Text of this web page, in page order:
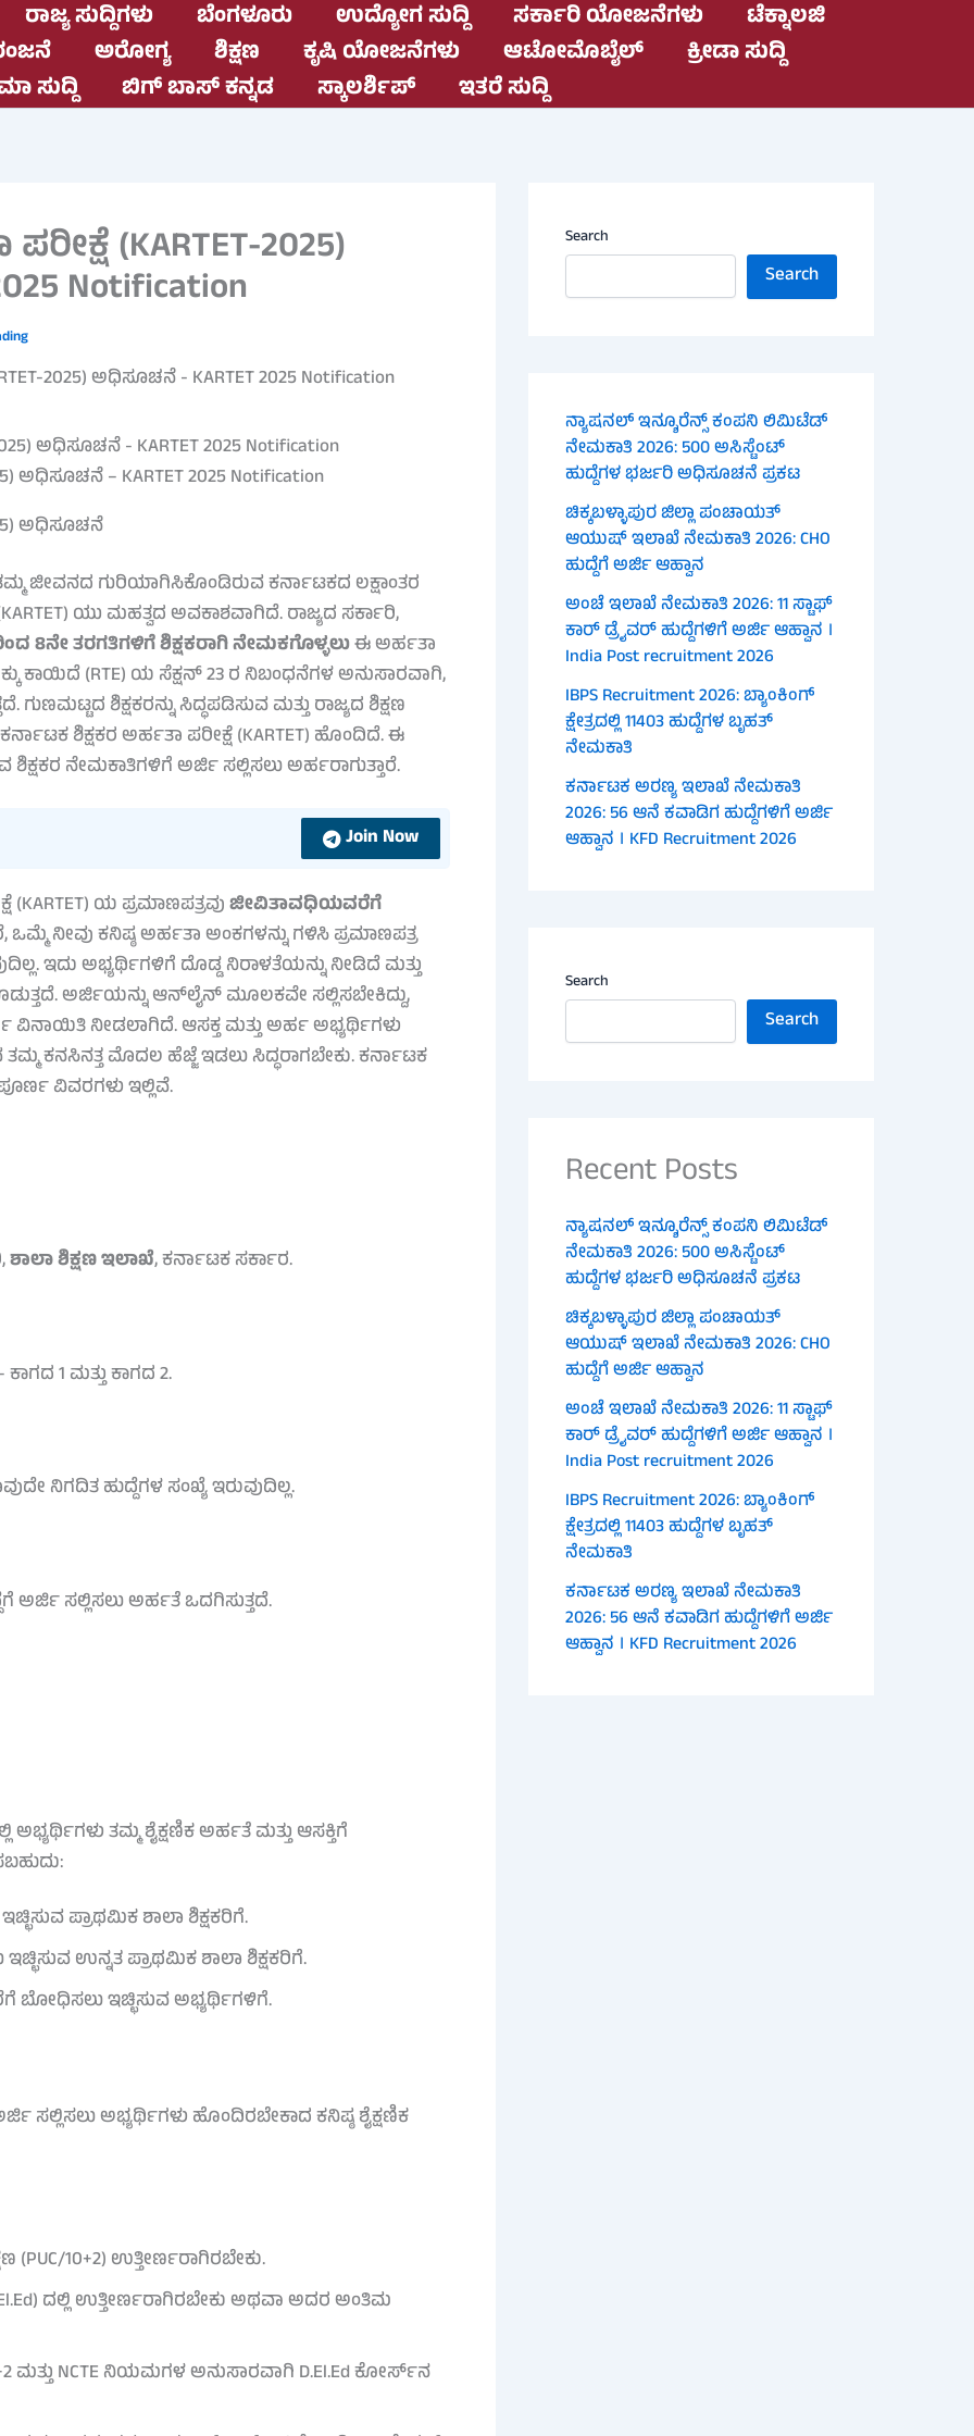
ರಾಜ್ಯ ಸುದ್ದಿಗಳು ಬೆಂಗಳೂರು ಉದ್ಯೋಗ ಸುದ್ದಿ ಸರ್ಕಾರಿ ಯೋಜನೆಗಳು
ಟೆಕ್ನಾಲಜಿ
ಅರೋಗ್ಯ ಶಿಕ್ಷಣ ಕೃಷಿ ಯೋಜನೆಗಳು ಆಟೋಮೊಬೈಲ್
ಕ್ರೀಡಾ ಸುದ್ದಿ
ಸುದ್ದಿ
ಬಿಗ್ ಬಾಸ್ ಕನ್ನಡ ಸ್ಕಾಲರ್ಶಿಪ್ ಇತರೆ ಸುದ್ದಿ
(KARTET-2025)
Notification
ಅಧಿಸೂಚನೆ – KARTET 2025 Notification
ಅಧಿಸೂಚನೆ
ತಮ್ಮ ಜೀವನದ ಗುರಿಯಾಗಿಸಿಕೊಂಡಿರುವ ಕರ್ನಾಟಕದ ಲಕ್ಷಾಂತರ
ಯು ಮಹತ್ವದ ಅವಕಾಶವಾಗಿದೆ. ರಾಜ್ಯದ ಸರ್ಕಾರಿ,
8ನೇ ತರಗತಿಗಳಿಗೆ ಶಿಕ್ಷಕರಾಗಿ ನೇಮಕಗೊಳ್ಳಲುಈ ಅರ್ಹತಾ
ಕಾಯಿದೆ (RTE) ಯ ಸೆಕ್ಷನ್ 23 ರ ನಿಬಂಧನೆಗಳ ಅನುಸಾರವಾಗಿ,
ಶಿಕ್ಷಕರನ್ನು ಸಿದ್ಧಪಡಿಸುವ ಮತ್ತು ರಾಜ್ಯದ ಶಿಕ್ಷಣ
ಶಿಕ್ಷಕರ ಅರ್ಹತಾ ಪರೀಕ್ಷೆ (KARTET) ಹೊಂದಿದೆ. ಈ
ನೇಮಕಾತಿಗಳಿಗೆ ಅರ್ಜಿ ಸಲ್ಲಿಸಲು ಅರ್ಹರಾಗುತ್ತಾರೆ.
Join Now
(KARTET) ಯ ಪ್ರಮಾಣಪತ್ರವುಜೀವಿತಾವಧಿಯವರೆಗೆ
ನೀವು ಕನಿಷ್ಠ ಅರ್ಹತಾ ಅಂಕಗಳನ್ನು ಗಳಿಸಿ ಪ್ರಮಾಣಪತ್ರ
ಇದು ಅಭ್ಯರ್ಥಿಗಳಿಗೆ ದೊಡ್ಡ ನಿರಾಳತೆಯನ್ನು ನೀಡಿದೆ ಮತ್ತು
ಅರ್ಜಿಯನ್ನು ಆನ್‌ಲೈನ್ ಮೂಲಕವೇ ಸಲ್ಲಿಸಬೇಕಿದ್ದು,
ವಿನಾಯಿತಿ ನೀಡಲಾಗಿದೆ. ಆಸಕ್ತ ಮತ್ತು ಅರ್ಹ ಅಭ್ಯರ್ಥಿಗಳು
ಕನಸಿನತ್ತ ಮೊದಲ ಹೆಜ್ಜೆ ಇಡಲು ಸಿದ್ಧರಾಗಬೇಕು. ಕರ್ನಾಟಕ
ವಿವರಗಳು ಇಲ್ಲಿವೆ.
ಶಾಲಾ ಶಿಕ್ಷಣ ಇಲಾಖೆ, ಕರ್ನಾಟಕ ಸರ್ಕಾರ.
1 ಮತ್ತು ಕಾಗದ 2.
ನಿಗದಿತ ಹುದ್ದೆಗಳ ಸಂಖ್ಯೆ ಇರುವುದಿಲ್ಲ.
ಅರ್ಜಿ ಸಲ್ಲಿಸಲು ಅರ್ಹತೆ ಒದಗಿಸುತ್ತದೆ.
ಅಭ್ಯರ್ಥಿಗಳು ತಮ್ಮ ಶೈಕ್ಷಣಿಕ ಅರ್ಹತೆ ಮತ್ತು ಆಸಕ್ತಿಗೆ
ಪ್ರಾಥಮಿಕ ಶಾಲಾ ಶಿಕ್ಷಕರಿಗೆ.
ಉನ್ನತ ಪ್ರಾಥಮಿಕ ಶಾಲಾ ಶಿಕ್ಷಕರಿಗೆ.
ಬೋಧಿಸಲು ಇಚ್ಛಿಸುವ ಅಭ್ಯರ್ಥಿಗಳಿಗೆ.
ಸಲ್ಲಿಸಲು ಅಭ್ಯರ್ಥಿಗಳು ಹೊಂದಿರಬೇಕಾದ ಕನಿಷ್ಠ ಶೈಕ್ಷಣಿಕ
10+2) ಉತ್ತೀರ್ಣರಾಗಿರಬೇಕು.
ದಲ್ಲಿ ಉತ್ತೀರ್ಣರಾಗಿರಬೇಕು ಅಥವಾ ಅದರ ಅಂತಿಮ
ಮತ್ತು NCTE ನಿಯಮಗಳ ಅನುಸಾರವಾಗಿ D.El.Ed ಕೋರ್ಸ್‌ನ
Search
Search
ನ್ಯಾಷನಲ್ ಇನ್ಶೂರೆನ್ಸ್ ಕಂಪನಿ ಲಿಮಿಟೆಡ್
ನೇಮಕಾತಿ 2026: 500 ಅಸಿಸ್ಟೆಂಟ್
ಹುದ್ದೆಗಳ ಭರ್ಜರಿ ಅಧಿಸೂಚನೆ ಪ್ರಕಟ
ಚಿಕ್ಕಬಳ್ಳಾಪುರ ಜಿಲ್ಲಾ ಪಂಚಾಯತ್
ಆಯುಷ್ ಇಲಾಖೆ ನೇಮಕಾತಿ 2026: CHO
ಹುದ್ದೆಗೆ ಅರ್ಜಿ ಆಹ್ವಾನ
ಅಂಚೆ ಇಲಾಖೆ ನೇಮಕಾತಿ 2026: 11 ಸ್ಟಾಫ್
ಕಾರ್ ಡ್ರೈವರ್ ಹುದ್ದೆಗಳಿಗೆ ಅರ್ಜಿ ಆಹ್ವಾನ ।
India Post recruitment 2026
IBPS Recruitment 2026: ಬ್ಯಾಂಕಿಂಗ್
ಕ್ಷೇತ್ರದಲ್ಲಿ 11403 ಹುದ್ದೆಗಳ ಬೃಹತ್
ನೇಮಕಾತಿ
ಕರ್ನಾಟಕ ಅರಣ್ಯ ಇಲಾಖೆ ನೇಮಕಾತಿ
2026: 56 ಆನೆ ಕವಾಡಿಗ ಹುದ್ದೆಗಳಿಗೆ ಅರ್ಜಿ
ಆಹ್ವಾನ । KFD Recruitment 2026
Search
Search
Recent Posts
ನ್ಯಾಷನಲ್ ಇನ್ಶೂರೆನ್ಸ್ ಕಂಪನಿ ಲಿಮಿಟೆಡ್
ನೇಮಕಾತಿ 2026: 500 ಅಸಿಸ್ಟೆಂಟ್
ಹುದ್ದೆಗಳ ಭರ್ಜರಿ ಅಧಿಸೂಚನೆ ಪ್ರಕಟ
ಚಿಕ್ಕಬಳ್ಳಾಪುರ ಜಿಲ್ಲಾ ಪಂಚಾಯತ್
ಆಯುಷ್ ಇಲಾಖೆ ನೇಮಕಾತಿ 2026: CHO
ಹುದ್ದೆಗೆ ಅರ್ಜಿ ಆಹ್ವಾನ
ಅಂಚೆ ಇಲಾಖೆ ನೇಮಕಾತಿ 2026: 11 ಸ್ಟಾಫ್
ಕಾರ್ ಡ್ರೈವರ್ ಹುದ್ದೆಗಳಿಗೆ ಅರ್ಜಿ ಆಹ್ವಾನ ।
India Post recruitment 2026
IBPS Recruitment 2026: ಬ್ಯಾಂಕಿಂಗ್
ಕ್ಷೇತ್ರದಲ್ಲಿ 11403 ಹುದ್ದೆಗಳ ಬೃಹತ್
ನೇಮಕಾತಿ
ಕರ್ನಾಟಕ ಅರಣ್ಯ ಇಲಾಖೆ ನೇಮಕಾತಿ
2026: 56 ಆನೆ ಕವಾಡಿಗ ಹುದ್ದೆಗಳಿಗೆ ಅರ್ಜಿ
ಆಹ್ವಾನ । KFD Recruitment 2026